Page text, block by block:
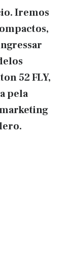
Iremos
52 FLY,
pela